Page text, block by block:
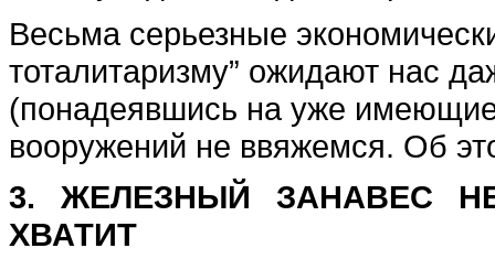
Весьма серьезные
тоталитаризму” ожидают нас
(понадеявшись на уже
вооружений не ввяжемся. Об
3. ЖЕЛЕЗНЫЙ ЗАНАВЕС
ХВАТИТ